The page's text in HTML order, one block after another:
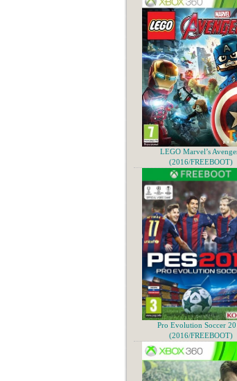
LEGO Marvel’s
(2016/FREEBOOT)
Pro Evolution Soccer
(2016/FREEBOOT)